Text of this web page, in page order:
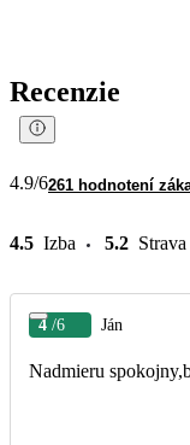
Recenzie
4.9/6261 hodnotení
4.5 Izba 5.2 Strava
4 /6 Ján
Nadmieru